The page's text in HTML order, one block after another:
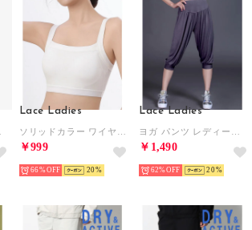
Lace Ladies
￥999
66% 20
Lace Ladies
￥1,490
62% 20